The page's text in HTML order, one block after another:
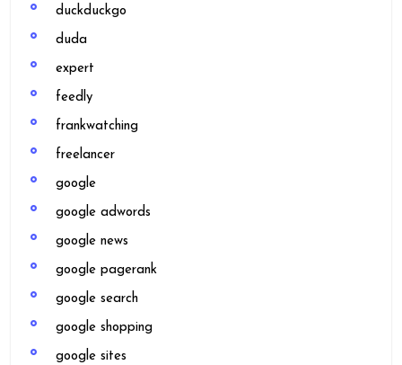
duckduckgo
duda
expert
feedly
frankwatching
freelancer
google
google adwords
google news
google pagerank
google search
google shopping
google sites